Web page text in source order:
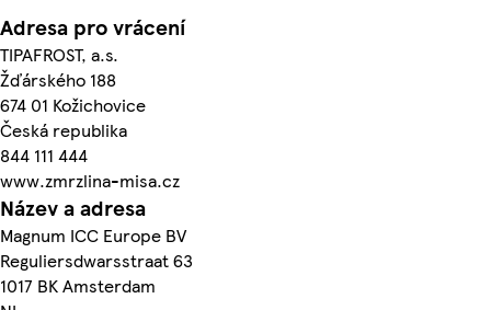
Adresa pro vrácení
TIPAFROST, a.s.
Žďárského 188
674 01 Kožichovice
Česká republika
844 111 444
www.zmrzlina-misa.cz
Název a adresa
Magnum ICC Europe BV
Reguliersdwarsstraat 63
1017 BK Amsterdam